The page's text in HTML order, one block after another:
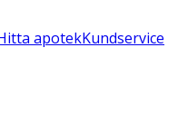
apotekKundservice